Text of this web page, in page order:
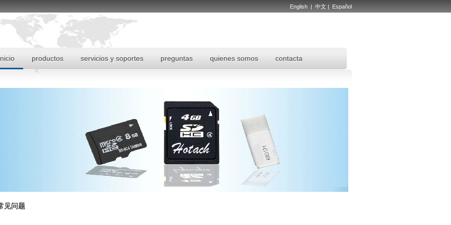
English | 中文 | Español
productos servicios y soportes preguntas quienes somos contacta
见问题